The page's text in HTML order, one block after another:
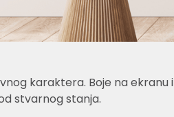
karaktera. Boje na ekranu i
stvarnog stanja.